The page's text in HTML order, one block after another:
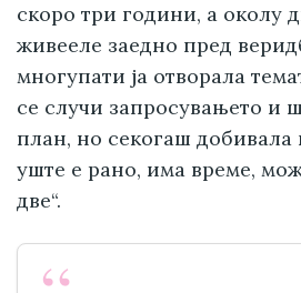
скоро три години, а околу
живееле заедно пред
многупати ја отворала
се случи запросувањето и
план, но секогаш добивала
уште е рано, има време,
две“.